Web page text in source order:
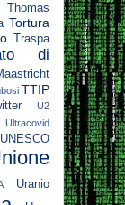
Thomas
Tortura
Traspa
di
TTIP
U2
Ultracovid
UNESCO
Uranio